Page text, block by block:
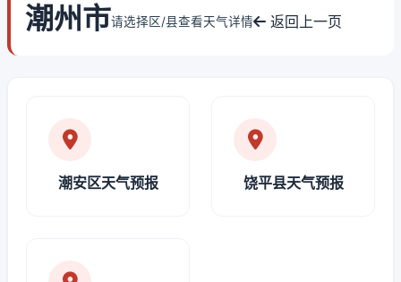
潮州市请选择区/县查看天气详情 返回上一页
潮安区天气预报 饶平县天气预报